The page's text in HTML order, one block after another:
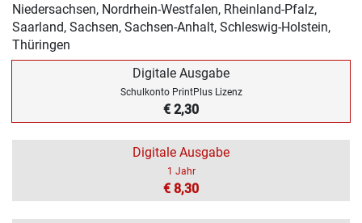
Niedersachsen, Nordrhein-Westfalen, Rheinland-Pfalz,
Saarland, Sachsen, Sachsen-Anhalt, Schleswig-Holstein,
Thüringen
Digitale Ausgabe
Schulkonto PrintPlus Lizenz
€ 2,30
Digitale Ausgabe
1 Jahr
€ 8,30